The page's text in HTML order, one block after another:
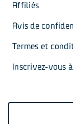
Affiliés
Avis de
Termes et
Inscrivez-vous